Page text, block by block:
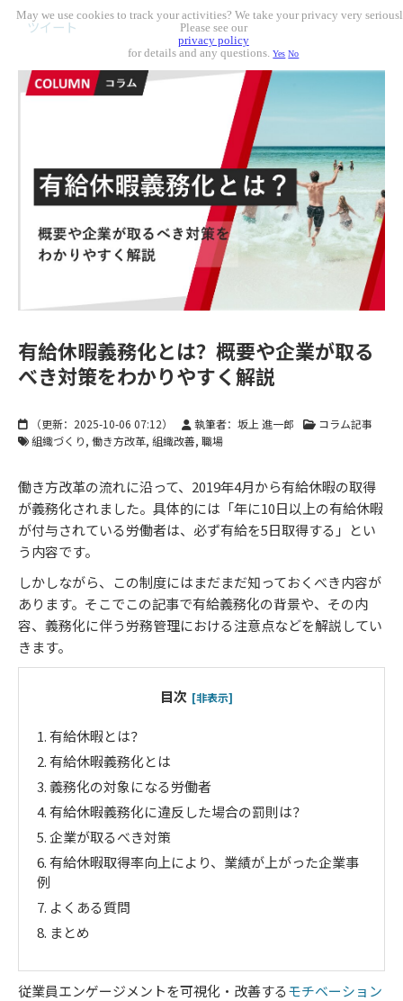
ツイート
有給休暇義務化とは？概要や企業が取る
べき対策をわかりやすく解説
（更新： 2025-10-06 07:12） 執筆者：坂上 進一郎
コラム記事
組織づくり 働き方改革 組織改善 職場
働き方改革の流れに沿って、2019年4月から有給休暇の取得
が義務化されました。具体的には「年に10日以上の有給休暇
が付与されている労働者は、必ず有給を5日取得する」とい
う内容です。
しかしながら、この制度にはまだまだ知っておくべき内容が
あります。そこでこの記事で有給義務化の背景や、その内
容、義務化に伴う労務管理における注意点などを解説してい
きます。
目次 [非表示]
1.有給休暇とは？
2.有給休暇義務化とは
3.義務化の対象になる労働者
4.有給休暇義務化に違反した場合の罰則は？
5.企業が取るべき対策
6.有給休暇取得率向上により、業績が上がった企業事
例
7. よくある質問
8. まとめ
従業員エンゲージメントを可視化・改善するモチベーション
May we use cookies to track your activities? We take your privacy very
Please see our
privacy policy
for details and any questions.Yes No